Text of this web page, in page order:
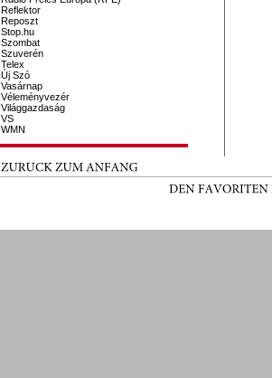
Reflektor
Reposzt
Stop.hu
Szombat
Szuverén
Telex
Új Szó
Vasárnap
Véleményvezér
Világgazdaság
VS
WMN
ZURÜCK ZUM ANFANG
DEN FAVORITEN